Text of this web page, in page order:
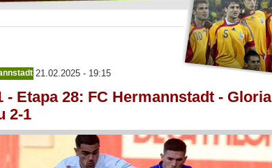
21.02.2025 - 19:15
- Etapa 28: FC Hermannstadt - Gloria
2-1